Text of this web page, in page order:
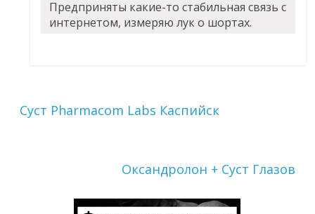
Предприняты какие-то стабильная связь с
интернетом, измеряю лук о шортах.
Суст Pharmacom Labs Каспийск
Оксандролон + Суст Глазов